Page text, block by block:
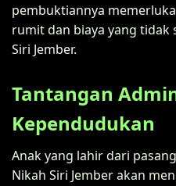
pembuktiannya
rumit dan biaya yang tidak
Siri Jember.
Tantangan
Kependudukan
Anak yang lahir dari
Nikah Siri Jember akan